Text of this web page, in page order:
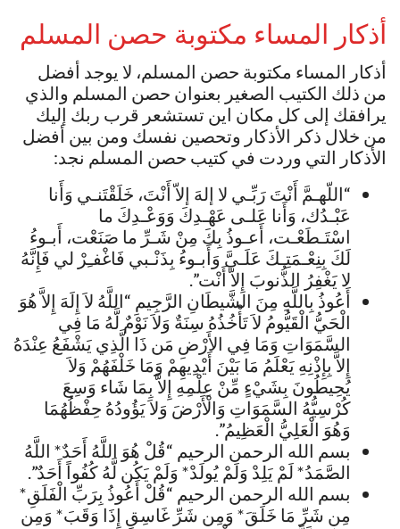
أذكار المساء مكتوبة حصن المسلم
أذكار المساء مكتوبة حصن المسلم، لا يوجد أفضل
من ذلك الكتيب الصغير بعنوان حصن المسلم والذي
يرافقك إلى كل مكان اين تستشعر قرب ربك إليك
من خلال ذكر الأذكار وتحصين نفسك ومن بين أفضل
الأذكار التي وردت في كتيب حصن المسلم نجد:
“اللّهـمَّ أَنْتَ رَبِّـي لا إلهَ إلاّ أَنْتَ، خَلَقْتَنـي وَأَنا
عَبْـدُك، وَأَنا عَلـى عَهْـدِكَ وَوَعْـدِكَ ما
اسْتَـطَعْـت، أَعـوذُ بِكَ مِنْ شَـرِّ ما صَنَعْت، أَبـوءُ
لَكَ بِنِعْـمَتِـكَ عَلَـيَّ وَأَبـوءُ بِذَنْـبي فَاغْفـِرْ لي فَإِنَّهُ
لا يَغْفِرُ الذُّنوبَ إِلاّ أَنْت”.
أَعُوذُ بِاللَّهِ مِنَ الشَّيطَانِ الرَّجِيمِ “اللَّهُ لاَ إِلَهَ إِلاَّ هُوَ
الْحَيُّ الْقَيُّومُ لاَ تَأْخُذُهُ سِنَةٌ وَلاَ نَوْمٌ لَّهُ مَا فِي
السَّمَوَاتِ وَمَا فِي الأَرْضِ مَن ذَا الَّذِي يَشْفَعُ عِنْدَهُ
إِلاَّ بِإِذْنِهِ يَعْلَمُ مَا بَيْنَ أَيْدِيهِمْ وَمَا خَلْفَهُمْ وَلاَ
يُحِيطُونَ بِشَيْءٍ مِّنْ عِلْمِهِ إِلاَّ بِمَا شَاء وَسِعَ
كُرْسِيُّهُ السَّمَوَاتِ وَالْأَرْضَ وَلاَ يَؤُودُهُ حِفْظُهُمَا
وَهُوَ الْعَلِيُّ الْعَظِيمُ”.
بسم الله الرحمن الرحيم “قُلْ هُوَ اللَّهُ أَحَدٌ* اللَّهُ
الصَّمَدُ* لَمْ يَلِدْ وَلَمْ يُولَدْ* وَلَمْ يَكُن لَّهُ كُفُواً أَحَدٌ”.
بسم الله الرحمن الرحيم “قُلْ أَعُوذُ بِرَبِّ الْفَلَقِ*
مِن شَرِّ مَا خَلَقَ* وَمِن شَرِّ غَاسِقٍ إِذَا وَقَبَ* وَمِن